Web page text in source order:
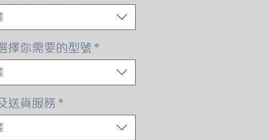
價
擇你需要的型號 *
送貨服務 *